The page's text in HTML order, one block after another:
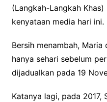
(Langkah-Langkah Khas)
kenyataan media hari ini.
Bersih menambah,
hanya sehari sebelum
dijadualkan pada 19
Katanya lagi, pada 2017,